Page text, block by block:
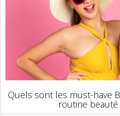
Quels sont les must-have
routine